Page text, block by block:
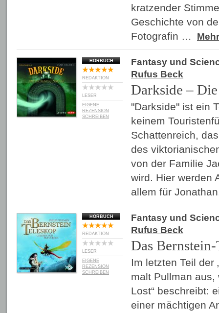
kratzender
Geschichte von
Fotografin …
HÖRBUCH
REDAKTION
LESER
EIGENE
REZENSION
SCHREIBEN
Fantasy und
Rufus Beck
Darkside –
"Darkside" ist ein
keinem
Schattenreich,
des
von der Familie
wird. Hier werden
allem für
HÖRBUCH
REDAKTION
LESER
EIGENE
REZENSION
SCHREIBEN
Fantasy und
Rufus Beck
Das
Im letzten Teil der
malt Pullman aus,
Lost“ beschreibt:
einer mächtigen